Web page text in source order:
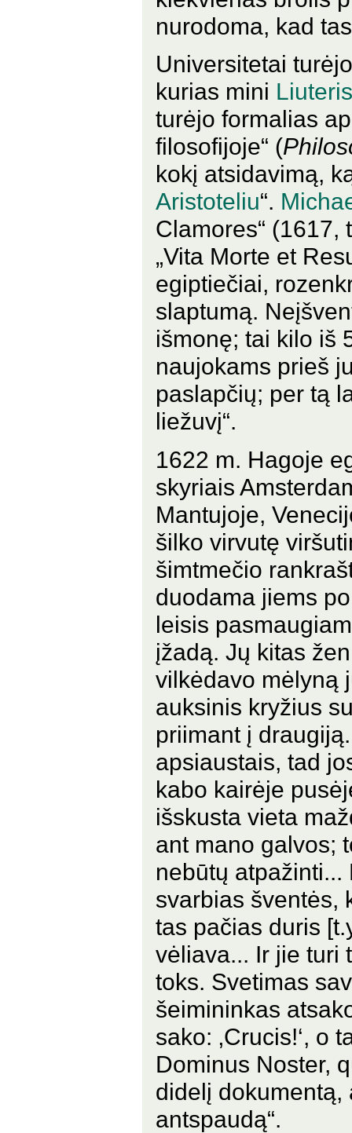
nurodoma, kad
Universitetai
kurias mini Liuteris
turėjo formalias
filosofijoje“ (
kokį atsidavimą,
Aristoteliu“.
Clamores“
„Vita Morte et
egiptiečiai,
slaptumą.
išmonę; tai kilo iš
naujokams prieš
paslapčių; per tą
liežuvį“.
1622 m. Hagoje
skyriais
Mantujoje,
šilko virvutę
šimtmečio
duodama jiems
leisis
įžadą. Jų kitas
vilkėdavo mėlyną
auksinis kryžius
priimant į
apsiaustais, tad
kabo kairėje
išskusta vieta
ant mano galvos;
nebūtų
svarbias šventės,
tas pačias duris
vėliava... Ir jie turi
toks. Svetimas
šeimininkas
sako: ‚Crucis!‘, o
Dominus Noster,
didelį dokumentą,
antspaudą“.